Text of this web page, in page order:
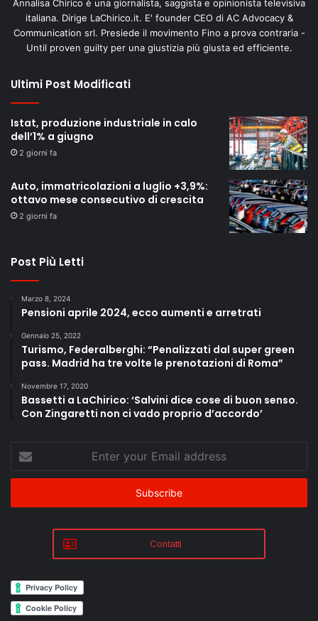
Annalisa Chirico è una giornalista, saggista e opinionista televisiva
italiana. Dirige LaChirico.it. E' founder CEO di AC Advocacy &
Communication srl. Presiede il movimento Fino a prova contraria -
Until proven guilty per una giustizia più giusta ed efficiente.
Ultimi Post Modificati
Istat, produzione industriale in calo
dell’1% a giugno
2 giorni fa
Auto, immatricolazioni a luglio +3,9%:
ottavo mese consecutivo di crescita
2 giorni fa
Post Più Letti
Marzo 8, 2024
Pensioni aprile 2024, ecco aumenti e arretrati
Gennaio 25, 2022
Turismo, Federalberghi: “Penalizzati dal super green
pass. Madrid ha tre volte le prenotazioni di Roma”
Novembre 17, 2020
Bassetti a LaChirico: ‘Salvini dice cose di buon senso.
Con Zingaretti non ci vado proprio d’accordo’
Enter
your
Email
Contatti